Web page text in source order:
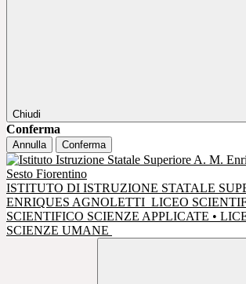
Chiudi
Conferma
Annulla Conferma
ISTITUTO DI ISTRUZIONE STATALE
ENRIQUES AGNOLETTI LICEO
SCIENTIFICO SCIENZE APPLICATE •
SCIENZE UMANE